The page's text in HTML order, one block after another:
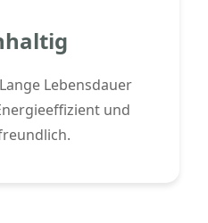
Lebensdauer
und